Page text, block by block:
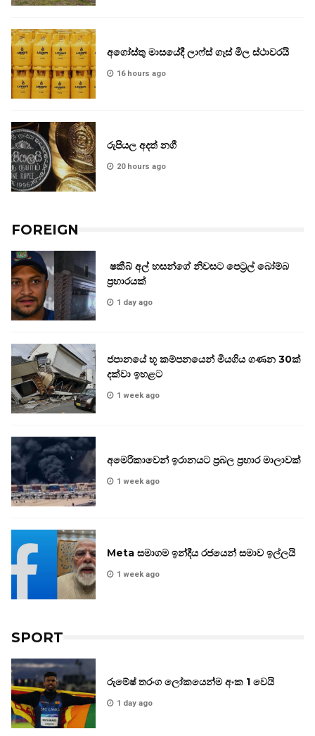
අගෝස්තු මාසයේදී ලාෆ්ස් ගෑස් මිල ස්ථාවරයි
16 hours ago
රුපියල අදත් නගී
20 hours ago
FOREIGN
ෂකීබ් අල් හසන්ගේ නිවසට පෙට්‍රල් බෝම්බ
ප්‍රහාරයක්
1 day ago
ජපානයේ භූ කම්පනයෙන් මියගිය ගණන 30ක්
දක්වා ඉහළට
1 week ago
අමෙරිකාවෙන් ඉරානයට ප්‍රබල ප්‍රහාර මාලාවක්
1 week ago
Meta සමාගම ඉන්දීය රජයෙන් සමාව ඉල්ලයි
1 week ago
SPORT
රුමේෂ් තරංග ලෝකයෙන්ම අංක 1 වෙයි
1 day ago